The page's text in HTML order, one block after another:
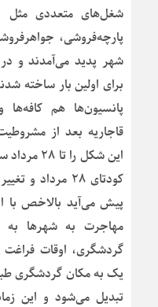
شغل‌های متعددی مثل
پارچه‌فروشی،
شهر پدید می‌آمدند و در
برای اولین بار ساخته
پانسیون‌ها هم کافه‌ها
قاجاریه بعد از
کودتای ۲۸
مهاجرت به شهرها به
گردشگری، اوقات
یک به مکان گردشگری
تبدیل می‌شود و این